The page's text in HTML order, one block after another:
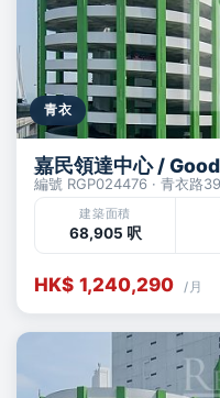
青衣
嘉民領達中心 /
編號 RGP024476 · 青衣路
建築面積
68,905 呎
HK$ 1,240,290 /月